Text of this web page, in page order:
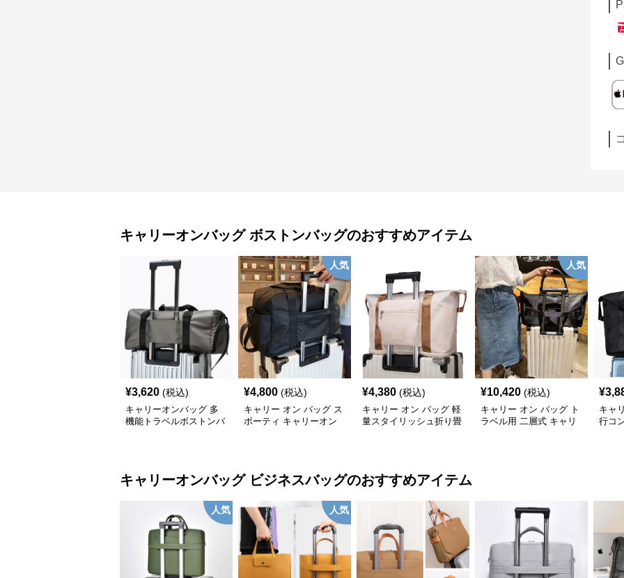
キャリーオンバッグ ボストンバッグのおすすめアイテム
¥3,620 (税込)
キャリーオンバッグ 多
機能トラベルボストンバ
人気
¥4,800 (税込)
キャリー オン バッグ ス
ポーティ キャリーオン
¥4,380 (税込)
キャリー オン バッグ 軽
量スタイリッシュ折り畳
人気
¥10,420 (税込)
キャリー オン バッグ ト
ラベル用 二層式 キャリ
¥
キャ
行コ
キャリーオンバッグ ビジネスバッグのおすすめアイテム
人気 人気